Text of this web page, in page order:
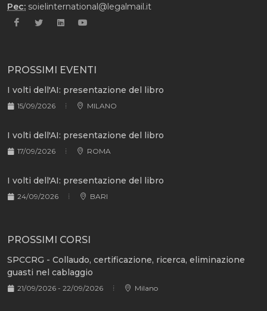
Pec: soielinternational@legalmail.it
PROSSIMI EVENTI
I volti dell'AI: presentazione del libro
15/09/2026 MILANO
I volti dell'AI: presentazione del libro
17/09/2026 ROMA
I volti dell'AI: presentazione del libro
24/09/2026 BARI
PROSSIMI CORSI
SPCCRG - Collaudo, certificazione, ricerca, eliminazione
guasti nel cablaggio
21/09/2026 - 22/09/2026 Milano